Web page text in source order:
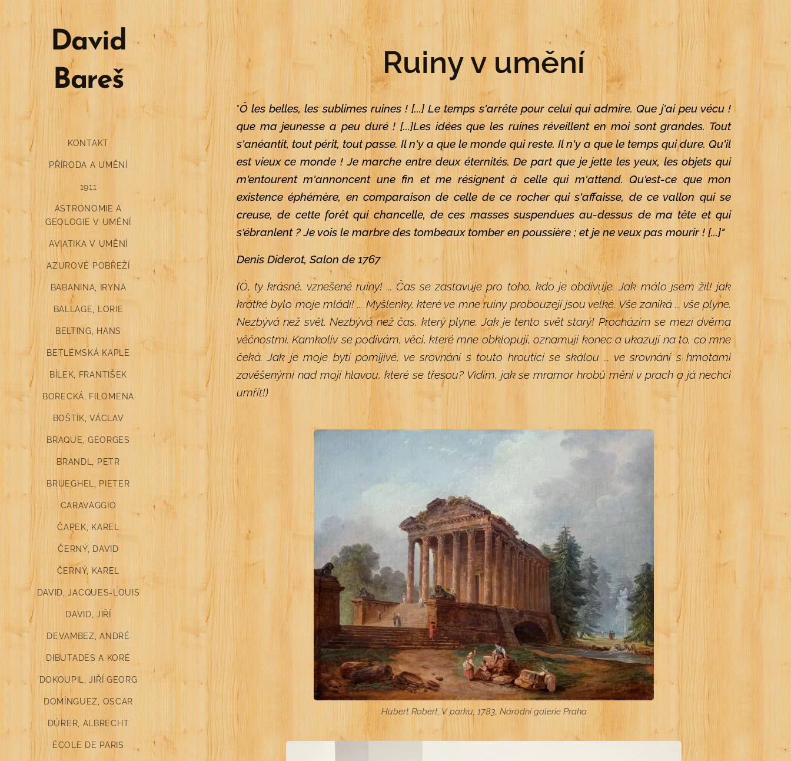
David
Bareš
KONTAKT
PŘÍRODA A UMĚNÍ
1911
ASTRONOMIE A
GEOLOGIE V UMĚNÍ
AVIATIKA V UMĚNÍ
AZUROVÉ POBŘEŽÍ
BABANINA, IRYNA
BALLAGE, LORIE
BELTING, HANS
BETLÉMSKÁ KAPLE
BÍLEK, FRANTIŠEK
BORECKÁ, FILOMENA
BOŠTÍK, VÁCLAV
BRAQUE, GEORGES
BRANDL, PETR
BRUEGHEL, PIETER
CARAVAGGIO
ČAPEK, KAREL
ČERNÝ, DAVID
ČERNÝ, KAREL
DAVID, JACQUES-LOUIS
DAVID, JIŘÍ
DEVAMBEZ, ANDRÉ
DIBUTADES A KORÉ
DOKOUPIL, JIŘÍ GEORG
DOMÍNGUEZ, OSCAR
DÜRER, ALBRECHT
ÉCOLE DE PARIS
Ruiny v umění
"Ô les belles, les sublimes ruines ! [...] Le temps s'arrête pour celui qui admire. Que j'ai peu vécu !
que ma jeunesse a peu duré ! [...]Les idées que les ruines réveillent en moi sont grandes. Tout
s'anéantit, tout périt, tout passe. Il n'y a que le monde qui reste. Il n'y a que le temps qui dure. Qu'il
est vieux ce monde ! Je marche entre deux éternités. De part que je jette les yeux, les objets qui
m'entourent m'annoncent une fin et me résignent à celle qui m'attend. Qu'est-ce que mon
existence éphémère, en comparaison de celle de ce rocher qui s'affaisse, de ce vallon qui se
creuse, de cette forêt qui chancelle, de ces masses suspendues au-dessus de ma tête et qui
s'ébranlent ? Je vois le marbre des tombeaux tomber en poussière ; et je ne veux pas mourir ! [...]"
Denis Diderot, Salon de 1767
(Ó, ty krásné, vznešené ruiny! ... Čas se zastavuje pro toho, kdo je obdivuje. Jak málo jsem žil! jak
krátké bylo moje mládí! ... Myšlenky, které ve mne ruiny probouzejí jsou velké. Vše zaniká ... vše plyne.
Nezbývá než svět. Nezbývá než čas, který plyne. Jak je tento svět starý! Procházím se mezi dvěma
věčnostmi. Kamkoliv se podívám, věci, které mne obklopují, oznamují konec a ukazují na to, co mne
čeká. Jak je moje bytí pomíjivé, ve srovnání s touto hroutící se skálou ... ve srovnání s hmotami
zavěšenými nad mojí hlavou, které se třesou? Vidím, jak se mramor hrobů mění v prach a já nechci
umřít!)
Hubert Robert, V parku, 1783, Národní galerie Praha